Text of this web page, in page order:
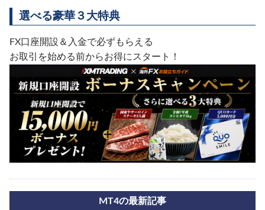
選べる豪華３大特典
FX口座開設＆入金で必ずもらえる
お取引を始める前からお得にスタート！
MT4の最新記事